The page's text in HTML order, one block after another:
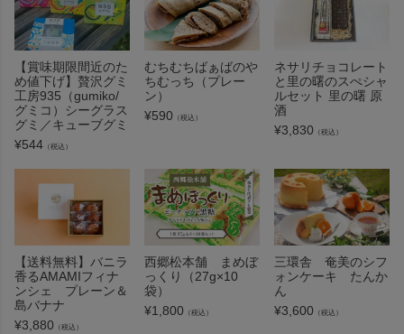
【賞味期限間近のた
め値下げ】贅沢グミ
工房935（gumiko/
グミコ）シーグラス
グミ／キューブグミ
¥544 （税込）
むちむちばぁばのや
ちむっち（プレー
ン）
¥590 （税込）
ネサリチョコレート
と里の曙のスぺシャ
ルセット 里の曙 原
酒
¥3,830 （税込）
【送料無料】バニラ
香るAMAMIフィナ
ンシェ プレーン＆
島バナナ
¥3,880 （税込）
西郷松本舗 まめぼ
っくり（27g×10
袋）
¥1,800 （税込）
三環舎 奄美のシフ
ォンケーキ たんか
ん
¥3,600 （税込）